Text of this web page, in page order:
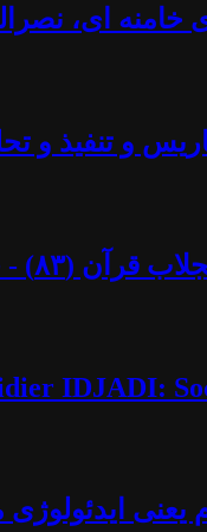
و تنفیذ و
روشنگران قادسیه
IDJADI:
یعنی